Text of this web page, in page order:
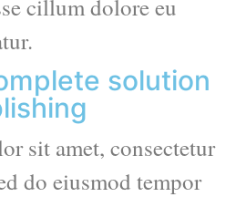
cillum dolore eu
solution
sit amet, consectetur
do eiusmod tempor